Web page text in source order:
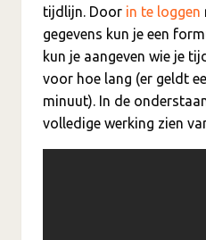
tijdlijn. Door in te loggen
gegevens kun je een
kun je aangeven wie je
voor hoe lang (er geldt
minuut). In de
volledige werking zien